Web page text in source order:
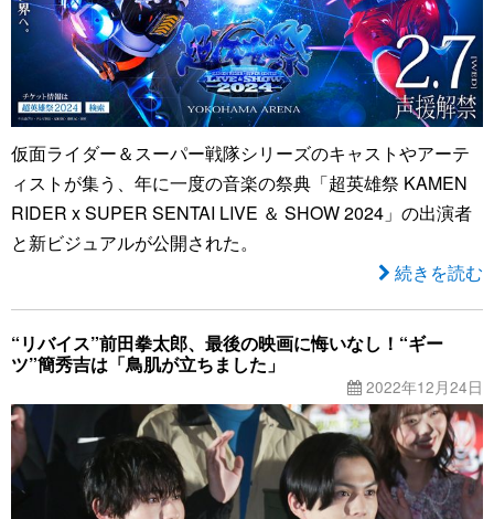
仮面ライダー＆スーパー戦隊シリーズのキャストやアーテ
ィストが集う、年に一度の音楽の祭典「超英雄祭 KAMEN
RIDER x SUPER SENTAI LIVE ＆ SHOW 2024」の出演者
と新ビジュアルが公開された。
続きを読む
“リバイス”前田拳太郎、最後の映画に悔いなし！“ギー
ツ”簡秀吉は「鳥肌が立ちました」
2022年12月24日